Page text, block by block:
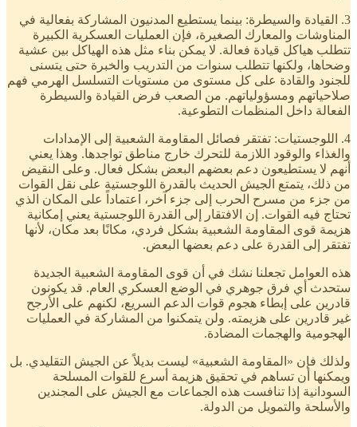
3. القيادة والسيطرة: بينما يستطيع المدنيون المشاركة بفعالية في
المناوشات والمعارك الصغيرة، فإن العمليات العسكرية الكبيرة
تتطلب هياكل قيادة فعالة. لا يمكن بناء مثل هذه الهياكل بين عشية
وضحاها، ولكنها تتطلب سنوات من التدريب والخبرة حتى يتسنى
للجنود والقادة على كل مستوى من مستويات التسلسل الهرمي فهم
صلاحياتهم ومسؤولياتهم. من الصعب فرض القيادة والسيطرة
الفعالة داخل المنظمات التطوعية.
4. اللوجستيات: تفتقر فصائل المقاومة الشعبية إلى الإمدادات
والغذاء والوقود اللازمة للتحرك خارج مناطق تواجدها. وهذا يعني
أنهم لا يستطيعون دعم بعضهم البعض بشكل فعال. وعلى النقيض
من ذلك، يتمتع الجيش الحديث بالقدرة اللوجستية على نقل القوات
من جزء من مسرح الحرب إلى جزء آخر، اعتماداً على المكان الذي
تحتاج فيه القوات. إن الافتقار إلى القدرة اللوجستية يعني إمكانية
هزيمة قوى المقاومة الشعبية بشكل فردي، مكانًا بعد مكان، لأنها
تفتقر إلى القدرة على دعم بعضها البعض.
هذه العوامل تجعلنا نشك في أن قوى المقاومة الشعبية الجديدة
ستحدث أي فرق جوهري في الوضع العسكري العام. قد يكونون
قادرين على إبطاء هجوم قوات الدعم السريع، لكنهم على الأرجح
غير قادرين على هزيمته. ولن يتمكنوا من المشاركة في العمليات
الهجومية والهجمات المضادة.
ولذلك فإن «المقاومة الشعبية» ليست بديلاً عن الجيش التقليدي. بل
ويمكنها أن تساهم في تحقيق هزيمة أسرع للقوات المسلحة
السودانية إذا تنافست هذه الجماعات مع الجيش على المجندين
والأسلحة والتمويل من الدولة.